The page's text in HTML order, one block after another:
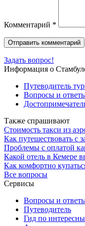
Комментарий *
Задать вопрос!
Информация о
Путеводитель
Вопросы и
Также спрашивают
Стоимость такси из
Как путешествовать с
Проблемы с оплатой
Какой отель в Кемере
Как комфортно
Все вопросы
Сервисы
Вопросы и
Путеводитель
Гид по